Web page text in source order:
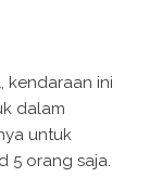
kendaraan ini
dalam
untuk
5 orang saja.